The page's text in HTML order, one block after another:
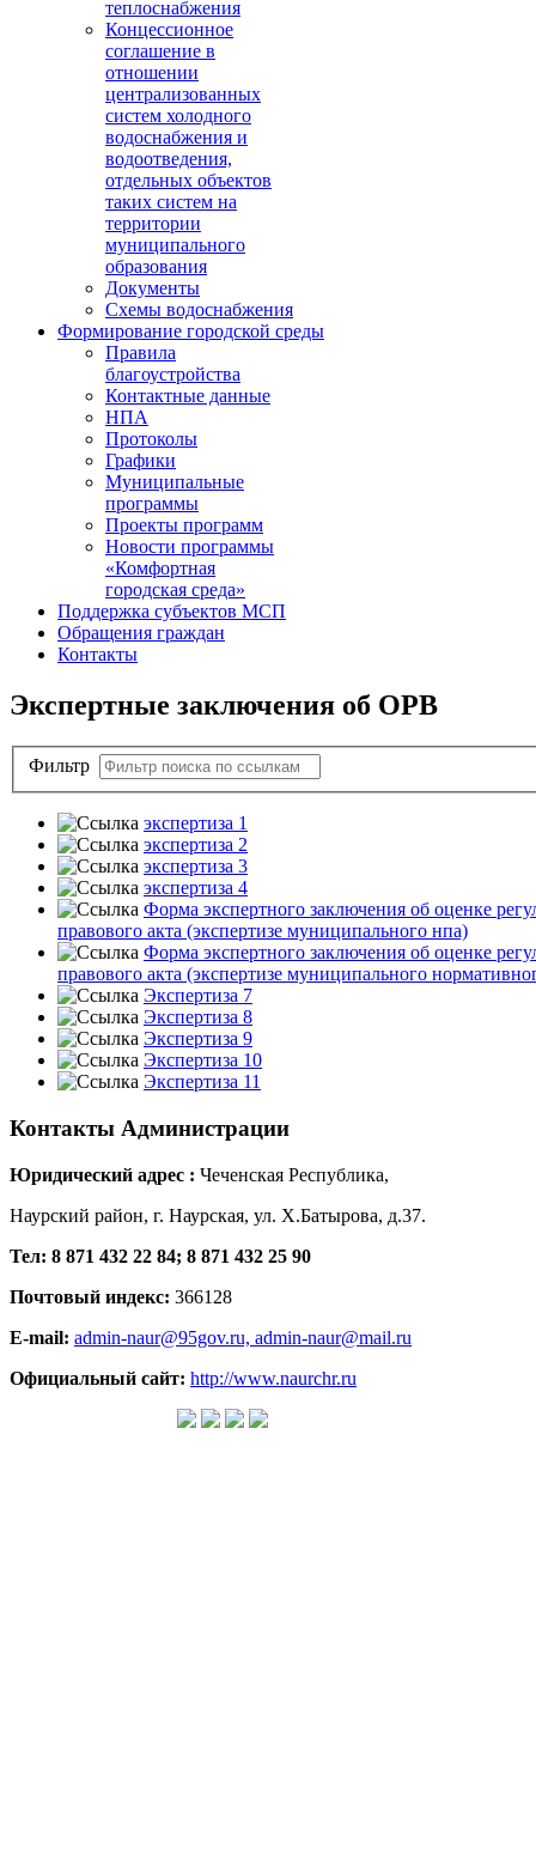
теплоснабжения
Концессионное
соглашение в
отношении
централизованных
систем холодного
водоснабжения и
водоотведения,
отдельных объектов
таких систем на
территории
муниципального
образования
Документы
Схемы водоснабжения
Формирование городской среды
Правила
благоустройства
Контактные данные
НПА
Протоколы
Графики
Муниципальные
программы
Проекты программ
Новости программы
«Комфортная
городская среда»
Поддержка субъектов МСП
Обращения граждан
Контакты
Экспертные заключения об ОРВ
Фильтр
экспертиза 1
экспертиза 2
экспертиза 3
экспертиза 4
Форма экспертного заключения об оценке
правового акта (экспертизе муниципального нпа)
Форма экспертного заключения об оценке
правового акта (экспертизе муниципального
Экспертиза 7
Экспертиза 8
Экспертиза 9
Экспертиза 10
Экспертиза 11
Контакты Администрации
Юридический адрес : Чеченская Республика,
Наурский район, г. Наурская, ул. Х.Батырова, д.37.
Тел: 8 871 432 22 84; 8 871 432 25 90
Почтовый индекс: 366128
E-mail: admin-naur@95gov.ru, admin-naur@mail.ru
Официальный сайт: http://www.naurchr.ru